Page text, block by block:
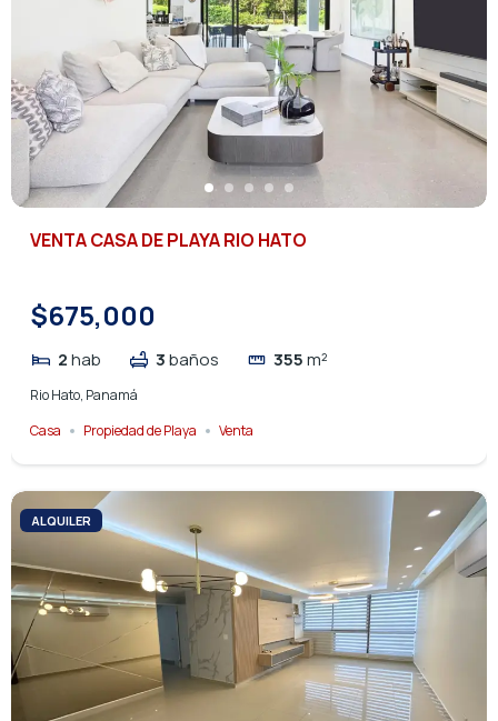
VENTA CASA DE PLAYA RIO HATO
$675,000
2hab 3baños 355m²
Rio Hato, Panamá
Casa
Propiedad de Playa Venta
ALQUILER